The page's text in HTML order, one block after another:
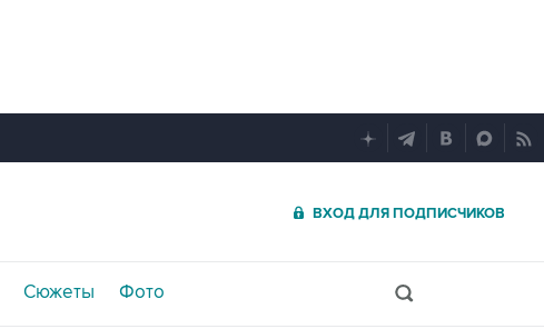
ВХОД ДЛЯ ПОДПИСЧИКОВ
Сюжеты Фото